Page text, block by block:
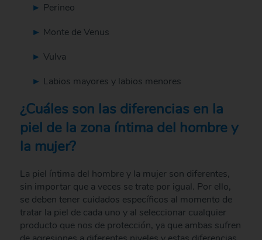
Perineo
Monte de Venus
Vulva
Labios mayores y labios menores
¿Cuáles son las diferencias en la
piel de la zona íntima del hombre y
la mujer?
La piel íntima del hombre y la mujer son diferentes,
sin importar que a veces se trate por igual. Por ello,
se deben tener cuidados específicos al momento de
tratar la piel de cada uno y al seleccionar cualquier
producto que nos de protección, ya que ambas sufren